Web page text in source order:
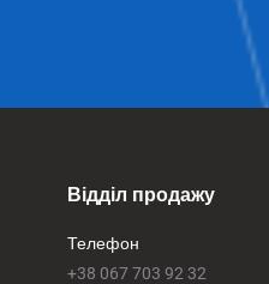
Відділ продажу
Телефон
+38 067 703 92 32